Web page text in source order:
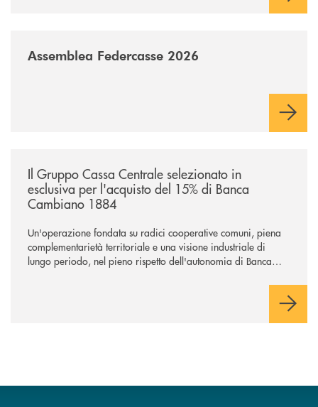
Assemblea Federcasse 2026
Il Gruppo Cassa Centrale selezionato in
esclusiva per l'acquisto del 15% di Banca
Cambiano 1884
Un'operazione fondata su radici cooperative comuni, piena
complementarietà territoriale e una visione industriale di
lungo periodo, nel pieno rispetto dell'autonomia di Banca
negoziazione esclusiva per la finalizzazione dell’operazione.